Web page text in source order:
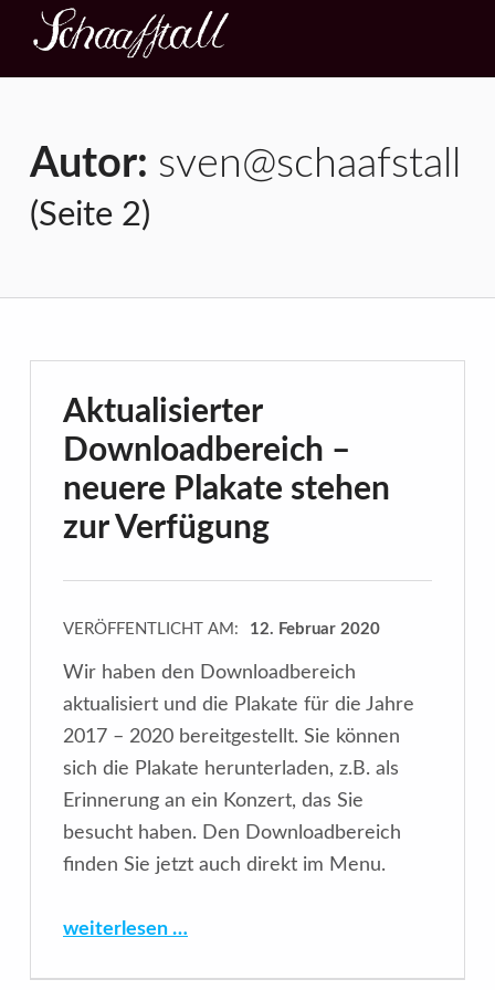
Autor: sven@schaafstall
(Seite 2)
Aktualisierter
Downloadbereich –
neuere Plakate stehen
zur Verfügung
VERÖFFENTLICHT AM: 12. Februar 2020
Wir haben den Downloadbereich
aktualisiert und die Plakate für die Jahre
2017 – 2020 bereitgestellt. Sie können
sich die Plakate herunterladen, z.B. als
Erinnerung an ein Konzert, das Sie
besucht haben. Den Downloadbereich
finden Sie jetzt auch direkt im Menu.
“Aktualisierter Downloadbereich – neuere Plakate stehen zur Verfügung”
weiterlesen …